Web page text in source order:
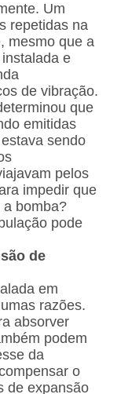
Um
repetidas na
mesmo que a
e
de vibração.
que
emitidas
sendo
pelos
impedir que
bomba?
pode
de
em
razões.
absorver
podem
da
o
de expansão